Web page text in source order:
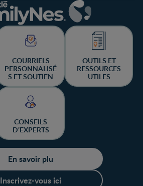
COURRIELS
PERSONNALISÉ
S ET SOUTIEN
OUTILS ET
RESSOURCES
UTILES
CONSEILS
D’EXPERTS
En savoir plu
Inscrivez-vous ici